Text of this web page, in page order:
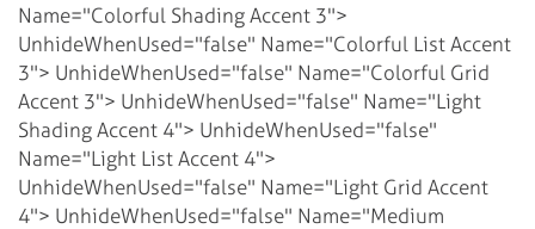
Name="Colorful Shading Accent 3">
UnhideWhenUsed="false" Name="Colorful List Accent
3"> UnhideWhenUsed="false" Name="Colorful Grid
Accent 3"> UnhideWhenUsed="false" Name="Light
Shading Accent 4"> UnhideWhenUsed="false"
Name="Light List Accent 4">
UnhideWhenUsed="false" Name="Light Grid Accent
4"> UnhideWhenUsed="false" Name="Medium